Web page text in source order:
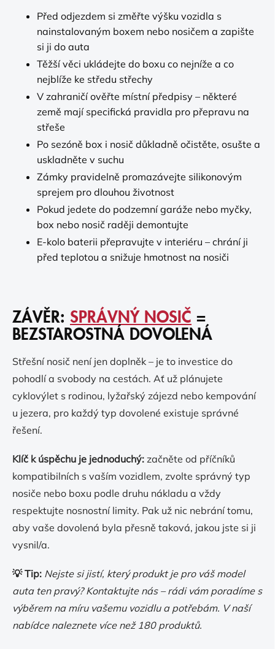
Před odjezdem si změřte výšku vozidla s
nainstalovaným boxem nebo nosičem a zapište
si ji do auta
Těžší věci ukládejte do boxu co nejníže a co
nejblíže ke středu střechy
V zahraničí ověřte místní předpisy – některé
země mají specifická pravidla pro přepravu na
střeše
Po sezóně box i nosič důkladně očistěte, osušte a
uskladněte v suchu
Zámky pravidelně promazávejte silikonovým
sprejem pro dlouhou životnost
Pokud jedete do podzemní garáže nebo myčky,
box nebo nosič raději demontujte
E-kolo baterii přepravujte v interiéru – chrání ji
před teplotou a snižuje hmotnost na nosiči
ZÁVĚR: SPRÁVNÝ NOSIČ =
BEZSTAROSTNÁ DOVOLENÁ
Střešní nosič není jen doplněk – je to investice do
pohodlí a svobody na cestách. Ať už plánujete
cyklovýlet s rodinou, lyžařský zájezd nebo kempování
u jezera, pro každý typ dovolené existuje správné
řešení.
Klíč k úspěchu je jednoduchý: začněte od příčníků
kompatibilních s vaším vozidlem, zvolte správný typ
nosiče nebo boxu podle druhu nákladu a vždy
respektujte nosnostní limity. Pak už nic nebrání tomu,
aby vaše dovolená byla přesně taková, jakou jste si ji
vysnil/a.
💡 Tip: Nejste si jistí, který produkt je pro váš model
auta ten pravý? Kontaktujte nás – rádi vám poradíme s
výběrem na míru vašemu vozidlu a potřebám. V naší
nabídce naleznete více než 180 produktů.